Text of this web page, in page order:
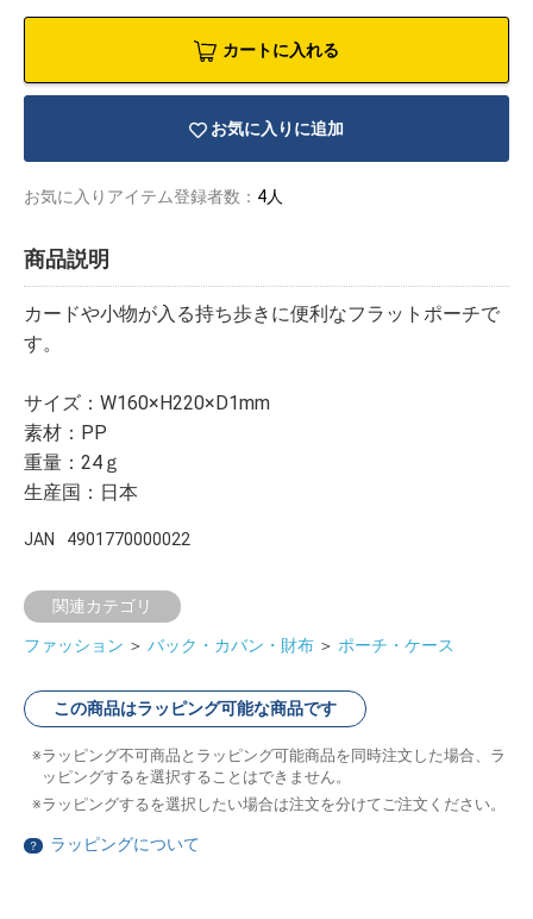
カートに入れる
お気に入りに追加
お気に入りアイテム登録者数： 4人
商品説明
カードや小物が入る持ち歩きに便利なフラットポーチで
す。
サイズ：W160×H220×D1mm
素材：PP
重量：24ｇ
生産国：日本
JAN 4901770000022
関連カテゴリ
ファッション ＞ バック・カバン・財布 ＞ ポーチ・ケース
この商品はラッピング可能な商品です
ラッピング不可商品とラッピング可能商品を同時注文した場合、ラ
ッピングするを選択することはできません。
ラッピングするを選択したい場合は注文を分けてご注文ください。
？ ラッピングについて
イラストレ
アダルトグ